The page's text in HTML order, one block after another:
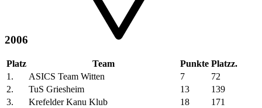
2006
Platz Team Punkte Platzz.
1.
ASICS Team Witten 7
72
2.
TuS Griesheim 13
139
3.
Krefelder Kanu Klub 18
171